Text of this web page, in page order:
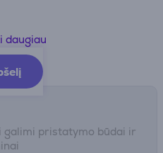
dizainas
kryptis
daugiau
galimi pristatymo būdai ir